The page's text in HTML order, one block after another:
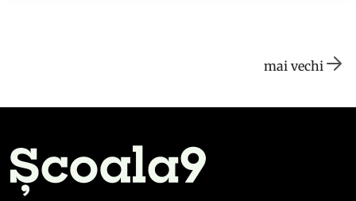
mai vechi